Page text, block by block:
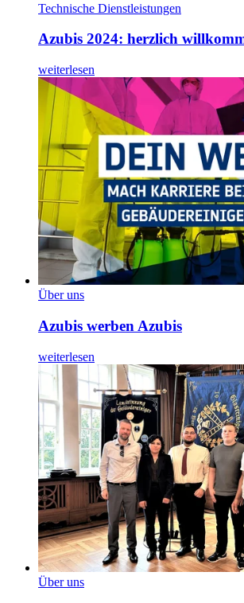
Technische Dienstleistungen
Azubis 2024: herzlich
weiterlesen
Über uns
Azubis werben Azubis
weiterlesen
Über uns